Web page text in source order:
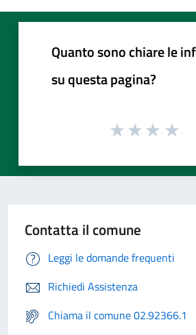
Quanto sono chiare le
su questa pagina?
Contatta il comune
Leggi le domande frequenti
Richiedi Assistenza
Chiama il comune 02.92366.1